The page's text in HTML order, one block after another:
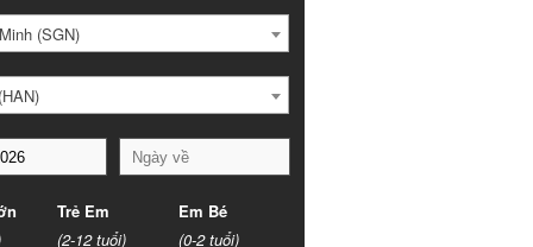
(SGN)
Trẻ Em
(2-12 tuổi)
Em Bé
(0-2 tuổi)